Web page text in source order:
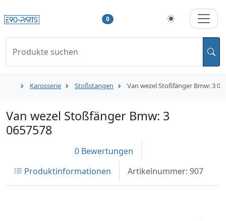
0
Produkte suchen
Karosserie Stoßstangen Van wezel Stoßfänger Bmw: 3
Van wezel Stoßfänger Bmw: 3
0657578
0 Bewertungen
Produktinformationen
Artikelnummer: 907